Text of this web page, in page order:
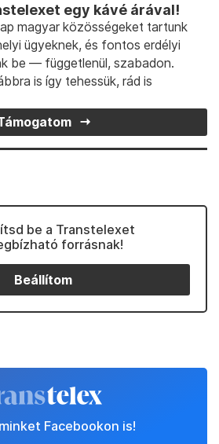
egy kávé árával!
magyar közösségeket tartunk
ügyeknek, és fontos erdélyi
be — függetlenül, szabadon.
is így tehessük, rád is
be a Transtelexet
forrásnak!
Beállítom
Facebookon is!